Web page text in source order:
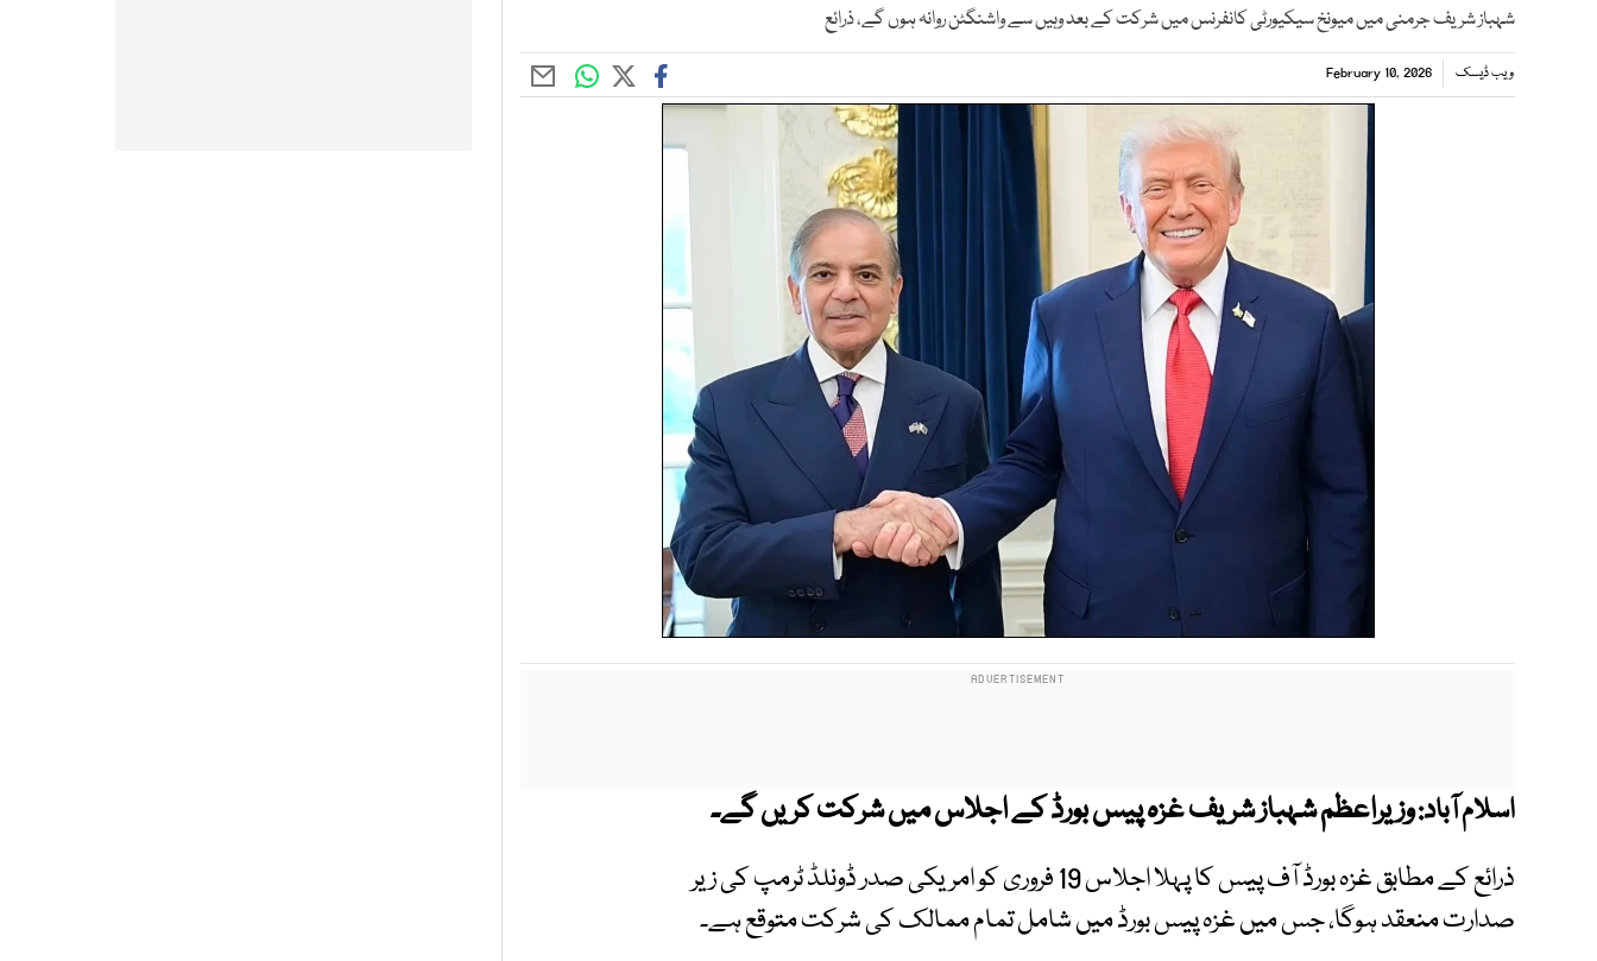
شہباز شریف جرمنی میں میونخ سیکیورٹی کانفرنس میں شرکت کے بعد وہیں سے واشنگٹن روانہ ہوں گے، ذرائع
ویب ڈیسک February 10, 2026
اسلام آباد:وزیراعظم شہباز شریف غزہ پیس بورڈ کے اجلاس میں شرکت کریں گے۔
ذرائع کے مطابق غزہ بورڈ آف پیس کا پہلا اجلاس 19 فروری کو امریکی صدر ڈونلڈ ٹرمپ کی زیر
صدارت منعقد ہوگا، جس میں غزہ پیس بورڈ میں شامل تمام ممالک کی شرکت متوقع ہے۔